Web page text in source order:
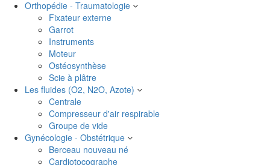
Orthopédie - Traumatologie
Fixateur externe
Garrot
Instruments
Moteur
Ostéosynthèse
Scie à plâtre
Les fluides (O2, N2O, Azote)
Centrale
Compresseur d'air respirable
Groupe de vide
Gynécologie - Obstétrique
Berceau nouveau né
Cardiotocographe